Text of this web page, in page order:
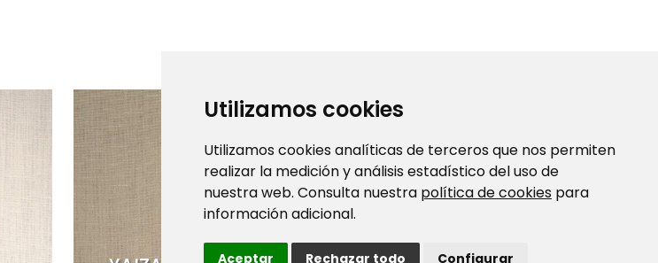
Utilizamos cookies
Utilizamos cookies analíticas de terceros que nos permiten
realizar la medición y análisis estadístico del uso de
nuestra web. Consulta nuestra política de cookies para
información adicional.
Aceptar Rechazar todo Configurar